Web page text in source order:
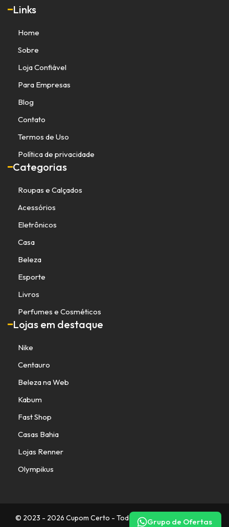
Grupo de Ofertas
Links
Home
Sobre
Loja Confiável
Para Empresas
Blog
Contato
Termos de Uso
Política de privacidade
Categorias
Roupas e Calçados
Acessórios
Eletrônicos
Casa
Beleza
Esporte
Livros
Perfumes e Cosméticos
Lojas em destaque
Nike
Centauro
Beleza na Web
Kabum
Fast Shop
Casas Bahia
Lojas Renner
Olympikus
© 2023 - 2026 Cupom Certo - Todos os direitos reservados.